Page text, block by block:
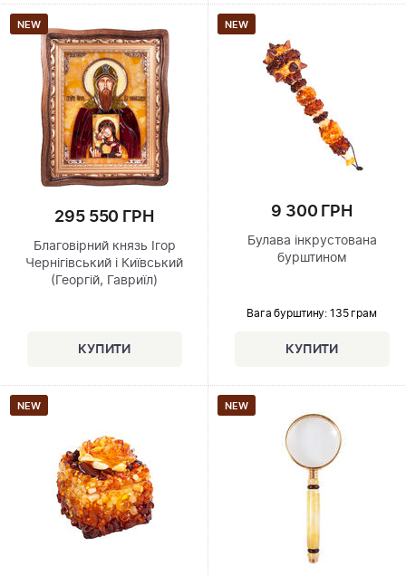
NEW
295 550 ГРН
Благовірний князь Ігор
Чернігівський і Київський
(Георгій, Гавриїл)
NEW
9 300 ГРН
Булава інкрустована
бурштином
Вага бурштину: 135 грам
NEW NEW